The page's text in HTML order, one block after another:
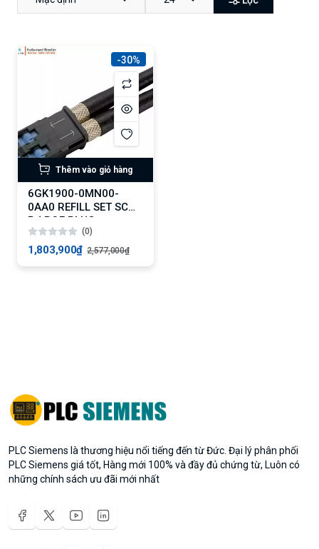
-30%
Thêm vào giỏ hàng
6GK1900-0MN00-
0AA0 REFILL SET SC
RJ POF PLUG
(0)
1,803,900₫ 2,577,000₫
PLC Siemens là thương hiệu nổi tiếng đến từ Đức. Đại lý phân phối
PLC Siemens giá tốt, Hàng mới 100% và đầy đủ chứng từ, Luôn có
những chính sách ưu đãi mới nhất